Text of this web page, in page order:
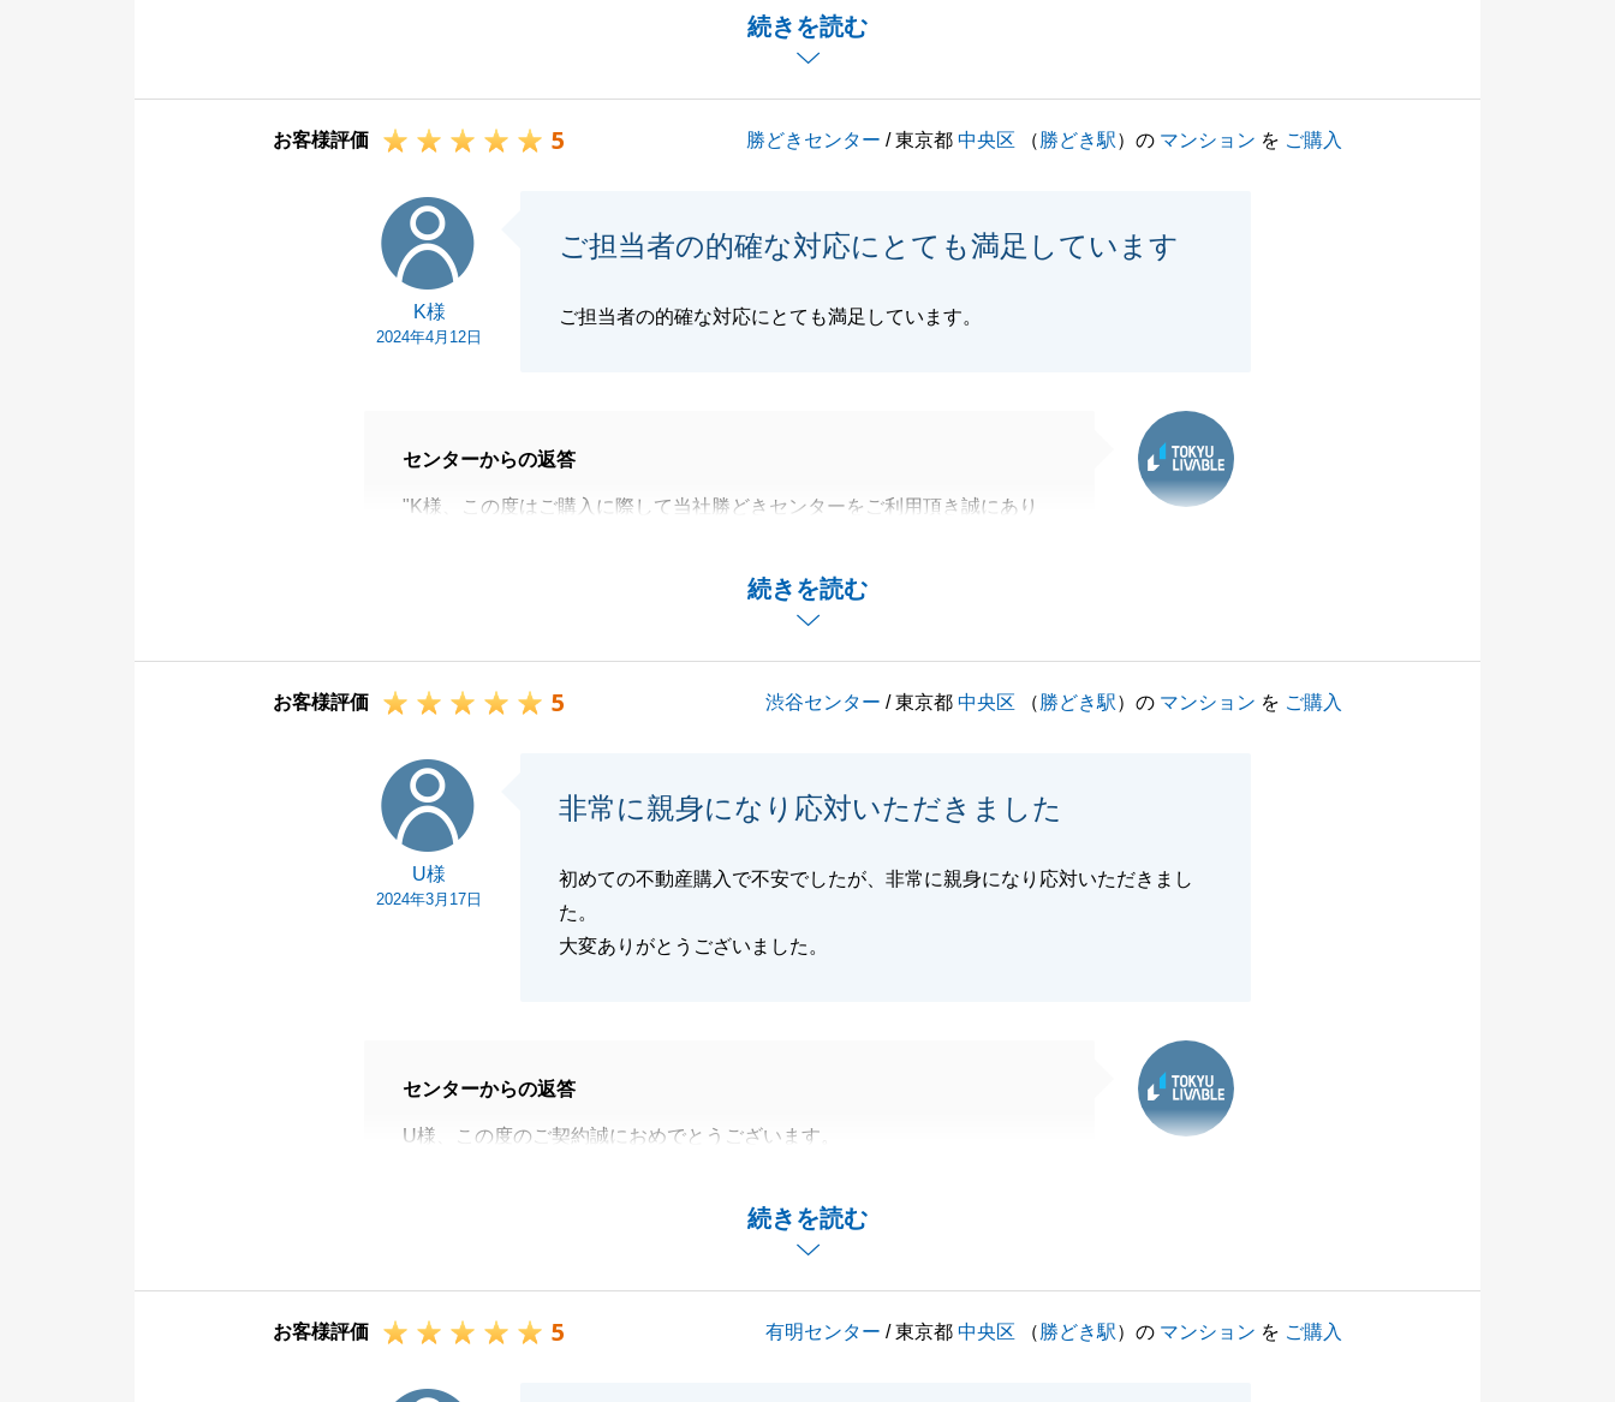
続きを読む
無事にお引渡しまで完了して嬉しく思います。
今後も、末永いお付き合いをいただけますと幸いです。
お客様評価 5 勝どきセンター / 東京都中央区 （勝どき駅）の マンション を ご購入
K様
2024年4月12日
ご担当者の的確な対応にとても満足しています
ご担当者の的確な対応にとても満足しています。
続きを読む
センターからの返答
"K様、この度はご購入に際して当社勝どきセンターをご利用頂き誠にあり
ご契約からお引渡しまで諸々とK様にはご協力頂き感謝しております。
折角の御縁でしたので、お困りのことがございましたら遠慮なくご相談頂け
閉じる
お客様評価 5 渋谷センター / 東京都中央区 （勝どき駅）の マンション を ご購入
U様
2024年3月17日
非常に親身になり応対いただきました
初めての不動産購入で不安でしたが、非常に親身になり応対いただきまし
た。
大変ありがとうございました。
続きを読む
センターからの返答
U様、この度のご契約誠におめでとうございます。
U様の新生活の一助になれたこと大変嬉しく思っております。
お客様評価 5 有明センター / 東京都中央区 （勝どき駅）の マンション を ご購入